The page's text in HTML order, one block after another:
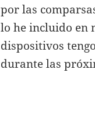
por las
lo he incluido en
dispositivos
durante las